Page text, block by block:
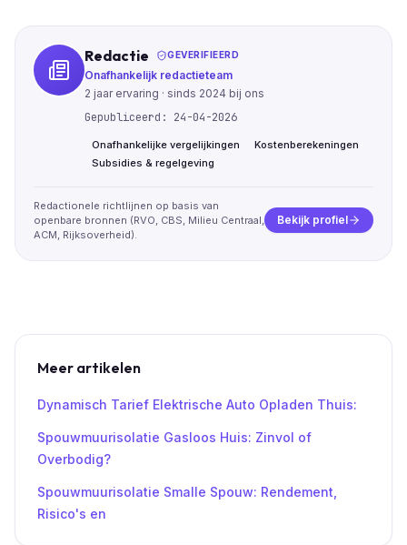
Redactie GEVERIFIEERD
Onafhankelijk redactieteam
2 jaar ervaring · sinds 2024 bij ons
Gepubliceerd: 24-04-2026
Onafhankelijke vergelijkingen
Kostenberekeningen
Subsidies & regelgeving
Redactionele richtlijnen op basis van
openbare bronnen (RVO, CBS, Milieu Centraal,
ACM, Rijksoverheid).
Bekijk profiel
Meer artikelen
Dynamisch Tarief Elektrische Auto Opladen Thuis:
Spouwmuurisolatie Gasloos Huis: Zinvol of
Overbodig?
Spouwmuurisolatie Smalle Spouw: Rendement,
Risico's en